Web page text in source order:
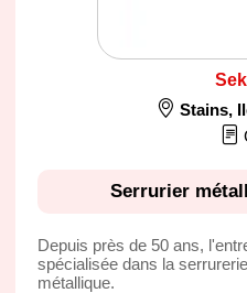
Stains,
Serrurier
Depuis près de 50 ans,
spécialisée dans la
métallique.